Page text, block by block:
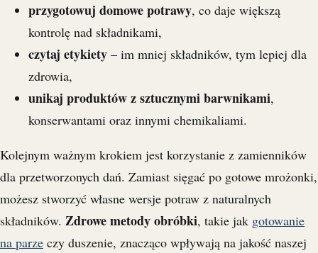
przygotowuj domowe potrawy, co daje większą
kontrolę nad składnikami,
czytaj etykiety – im mniej składników, tym lepiej dla
zdrowia,
unikaj produktów z sztucznymi barwnikami,
konserwantami oraz innymi chemikaliami.
Kolejnym ważnym krokiem jest korzystanie z zamienników
dla przetworzonych dań. Zamiast sięgać po gotowe mrożonki,
możesz stworzyć własne wersje potraw z naturalnych
składników. Zdrowe metody obróbki, takie jak gotowanie
na parze czy duszenie, znacząco wpływają na jakość naszej